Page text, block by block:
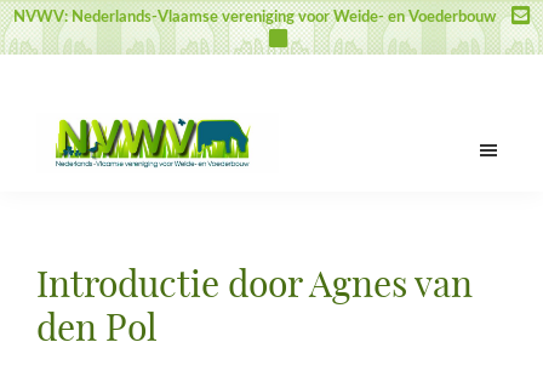
Door
naar
inhoud
Spring
naar
sidebar
Spring
naar
NVWV: Nederlands-Vlaamse vereniging voor Weide- en Voederbouw
voor
Weide-
en
Introductie door Agnes van
den Pol